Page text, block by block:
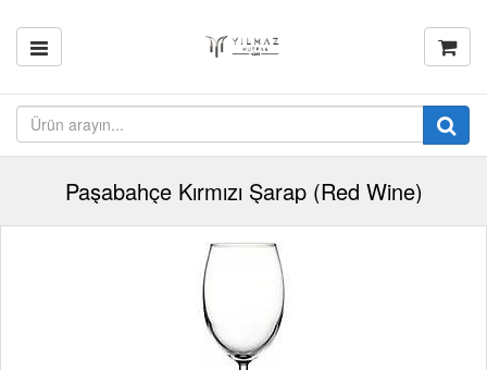
Paşabahçe Kırmızı Şarap (Red Wine)